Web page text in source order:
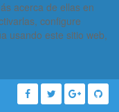
acerca de ellas en
configure
usando este sitio web,